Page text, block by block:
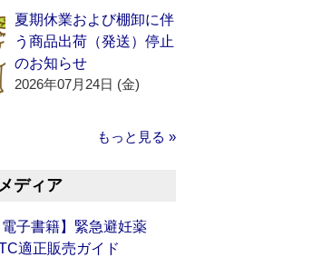
夏期休業および棚卸に伴
う商品出荷（発送）停止
のお知らせ
2026年07月24日 (金)
もっと見る »
ディア
電子書籍】緊急避妊薬
適正販売ガイド